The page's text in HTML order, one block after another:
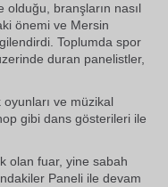
olduğu, branşların nasıl
önemi ve Mersin
Toplumda spor
duran panelistler,
ve müzikal
gibi dans gösterileri ile
olan fuar, yine sabah
Paneli ile devam